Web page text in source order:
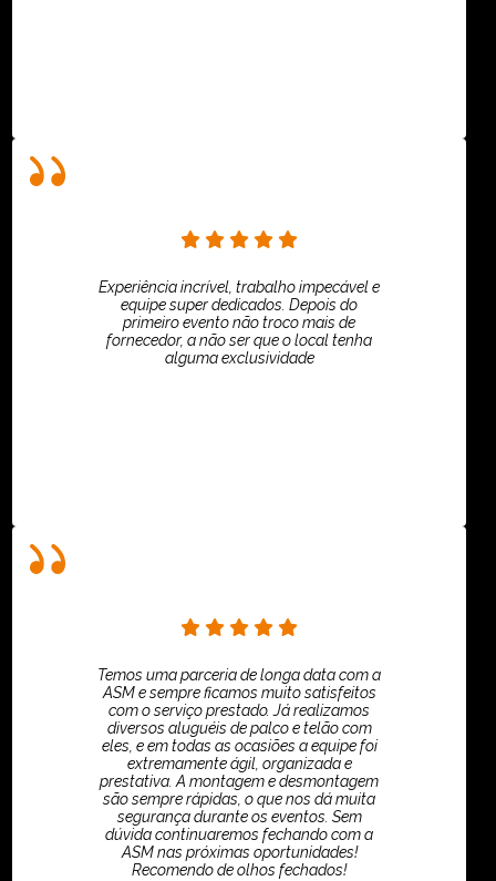
Experiência incrível, trabalho impecável e
equipe super dedicados. Depois do
primeiro evento não troco mais de
fornecedor, a não ser que o local tenha
alguma exclusividade
Temos uma parceria de longa data com a
ASM e sempre ficamos muito satisfeitos
com o serviço prestado. Já realizamos
diversos aluguéis de palco e telão com
eles, e em todas as ocasiões a equipe foi
extremamente ágil, organizada e
prestativa. A montagem e desmontagem
são sempre rápidas, o que nos dá muita
segurança durante os eventos. Sem
dúvida continuaremos fechando com a
ASM nas próximas oportunidades!
Recomendo de olhos fechados!